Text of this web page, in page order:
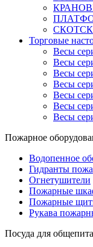
Торговые
Весы
Весы
Весы
Весы
Весы
Весы
Весы
Пожарное
Водопенное
Гидранты
Огнетушители
Пожарные
Пожарные
Рукава
Посуда для общепита